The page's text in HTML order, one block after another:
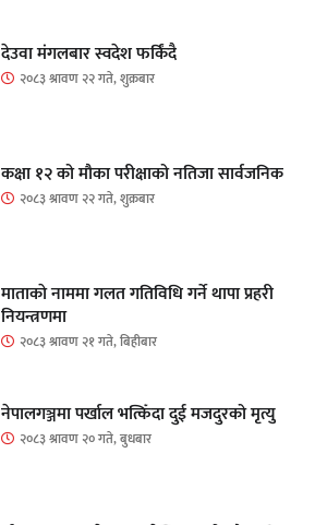
देउवा मंगलबार स्वदेश फर्किंदै
२०८३ श्रावण २२ गते, शुक्रबार
कक्षा १२ को मौका परीक्षाको नतिजा सार्वजनिक
२०८३ श्रावण २२ गते, शुक्रबार
माताकाे नाममा गलत गतिविधि गर्ने थापा प्रहरी
नियन्त्रणमा
२०८३ श्रावण २१ गते, बिहीबार
नेपालगञ्जमा पर्खाल भत्किँदा दुई मजदुरको मृत्यु
२०८३ श्रावण २० गते, बुधबार